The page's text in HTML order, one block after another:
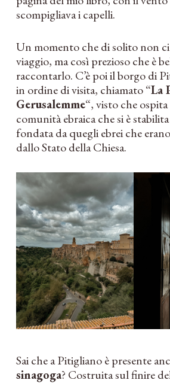
scompigliava i capelli.
Un momento che di solito non
viaggio, ma così prezioso che è
raccontarlo. C’è poi il borgo di
in ordine di visita, chiamato “La
Gerusalemme“, visto che
comunità ebraica che si è
fondata da quegli ebrei che
dallo Stato della Chiesa.
Sai che a Pitigliano è presente
sinagoga? Costruita sul finire